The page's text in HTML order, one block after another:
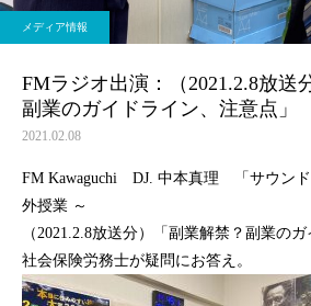
メディア情報
FMラジオ出演：（2021.2.8放送
副業のガイドライン、注意点」
2021.02.08
FM Kawaguchi DJ. 中本真理 「サウン
外授業 ～
（2021.2.8放送分）「副業解禁？副業の
社会保険労務士が疑問にお答え。